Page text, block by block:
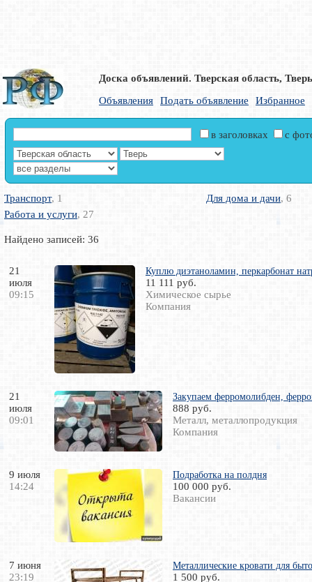
Доска объявлений. Тверская область, Тверь
Объявления
Подать объявление Избранное
в заголовках с
Транспорт, 1 Для дома и дачи, 6
Работа и услуги, 27
Найдено записей: 36
21
июля
09:15
Куплю диэтаноламин, перкарбонат
11 111 руб.
Химическое сырье
Компания
21
июля
09:01
Закупаем ферромолибден,
888 руб.
Металл, металлопродукция
Компания
9 июля
14:24
Подработка на полдня
100 000 руб.
Вакансии
7 июня
23:19
Металлические кровати для
1 500 руб.